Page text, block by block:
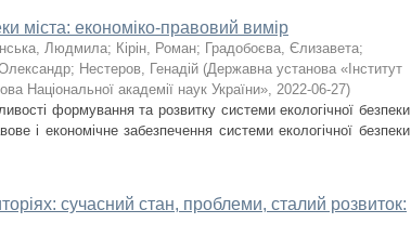
міста: економіко-правовий вимір
Людмила; Кірін, Роман; Градобоєва, Єлизавета;
; Нестеров, Генадій (Державна установа «Інститут
Національної академії наук України», 2022-06-27)
формування та розвитку системи екологічної безпеки
і економічне забезпечення системи екологічної безпеки
сучасний стан, проблеми, сталий розвиток: